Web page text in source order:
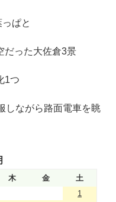
ぱと
だった大佐倉3景
1つ
しながら路面電車を眺
木 金
土
1